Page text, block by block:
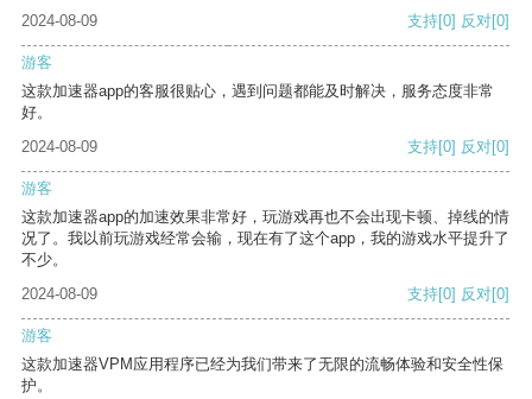
2024-08-09 支持[0] 反对[0]
游客
这款加速器app的客服很贴心，遇到问题都能及时解决，服务态度非常
好。
2024-08-09
支持[0] 反对[0]
游客
这款加速器app的加速效果非常好，玩游戏再也不会出现卡顿、掉线的情
况了。我以前玩游戏经常会输，现在有了这个app，我的游戏水平提升了
不少。
2024-08-09
支持[0] 反对[0]
游客
这款加速器VPM应用程序已经为我们带来了无限的流畅体验和安全性保
护。